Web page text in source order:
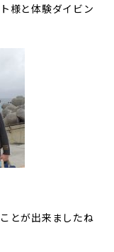
様と体験ダイビン
とが出来ましたね